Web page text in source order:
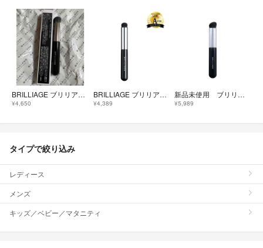
BRILLIAGE ブリリアージュ ワイドフィンガーブラシ 新品未使用
¥4,650
BRILLIAGE ブリリアージュ フィンガーブラシ 新品未使用
¥4,389
新品未使用 ブリリアージュ ワイドフィンガーブラシ メイクブラシ
¥5,989
タイプで絞り込み
レディース
メンズ
キッズ／ベビー／マタニティ